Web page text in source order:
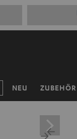
NEU ZUBEHÖR